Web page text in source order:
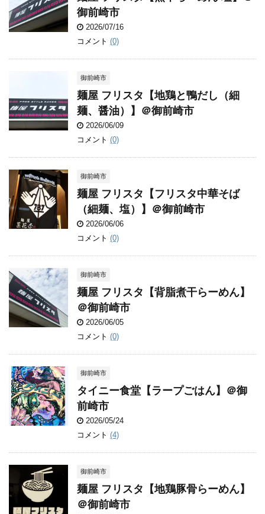
御前崎市
2026/07/16
コメント (0)
御前崎市
麺屋 フリスタ【地鶏と鴨だし（細
麺、醤油）】＠御前崎市
2026/06/09
コメント (0)
御前崎市
麺屋 フリスタ【フリスタ中華そば
（細麺、塩）】＠御前崎市
2026/06/06
コメント (0)
御前崎市
麺屋 フリスタ【背脂煮干らーめん】
＠御前崎市
2026/06/05
コメント (0)
御前崎市
タイニー食堂【ラープごはん】＠御
前崎市
2026/05/24
コメント (4)
御前崎市
麺屋 フリスタ【地鶏豚骨らーめん】
＠御前崎市